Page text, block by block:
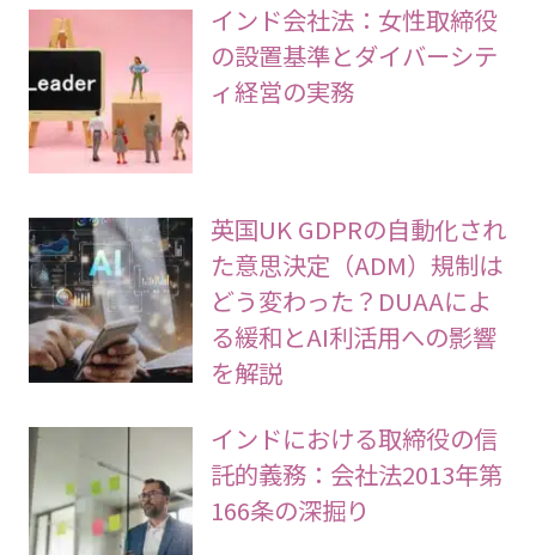
インド会社法：女性取締役
の設置基準とダイバーシテ
ィ経営の実務
英国UK GDPRの自動化され
た意思決定（ADM）規制は
どう変わった？DUAAによ
る緩和とAI利活用への影響
を解説
インドにおける取締役の信
託的義務：会社法2013年第
166条の深掘り